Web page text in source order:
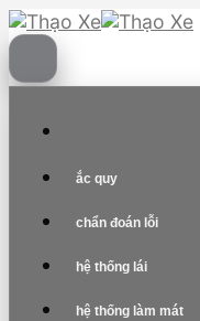
Skip
to
content
ắc quy
chẩn đoán lỗi
hệ thống lái
hệ thống làm mát